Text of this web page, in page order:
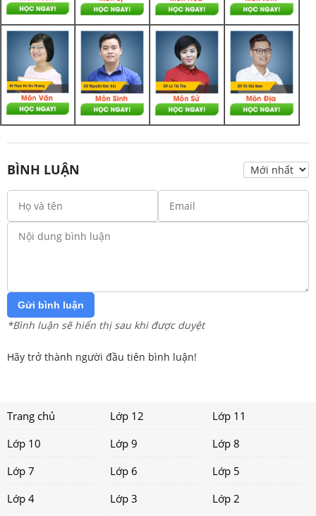
BÌNH LUẬN
Gửi bình luận
*Bình luận sẽ hiển thị sau khi được duyệt
Hãy trở thành người đầu tiên bình luận!
Trang chủ Lớp 12
Lớp 11
Lớp 10
Lớp 9
Lớp 8
Lớp 7
Lớp 6
Lớp 5
Lớp 4
Lớp 3 Lớp 2